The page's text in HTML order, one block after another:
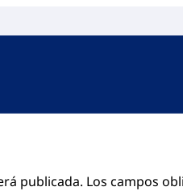
publicada. Los campos